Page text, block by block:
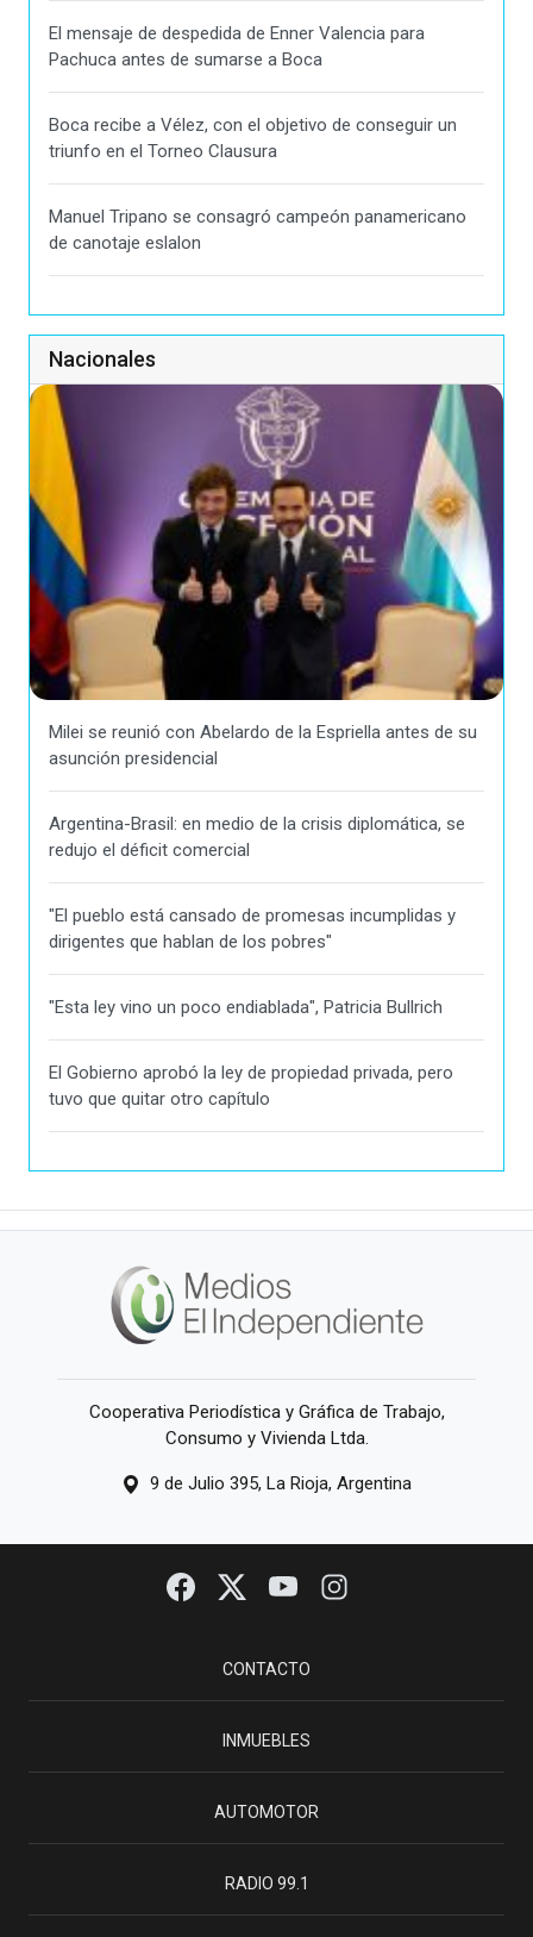
El mensaje de despedida de Enner Valencia para
Pachuca antes de sumarse a Boca
Boca recibe a Vélez, con el objetivo de conseguir un
triunfo en el Torneo Clausura
Manuel Tripano se consagró campeón panamericano
de canotaje eslalon
Nacionales
Milei se reunió con Abelardo de la Espriella antes de su
asunción presidencial
Argentina-Brasil: en medio de la crisis diplomática, se
redujo el déficit comercial
"El pueblo está cansado de promesas incumplidas y
dirigentes que hablan de los pobres"
"Esta ley vino un poco endiablada", Patricia Bullrich
El Gobierno aprobó la ley de propiedad privada, pero
tuvo que quitar otro capítulo
Cooperativa Periodística y Gráfica de Trabajo,
Consumo y Vivienda Ltda.
9 de Julio 395, La Rioja, Argentina
CONTACTO
INMUEBLES
AUTOMOTOR
RADIO 99.1